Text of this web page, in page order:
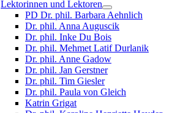
Lektorinnen und Lektoren
PD Dr. phil. Barbara Aehnlich
Dr. phil. Anna Auguscik
Dr. phil. Inke Du Bois
Dr. phil. Mehmet Latif Durlanik
Dr. phil. Anne Gadow
Dr. phil. Jan Gerstner
Dr. phil. Tim Giesler
Dr. phil. Paula von Gleich
Katrin Grigat